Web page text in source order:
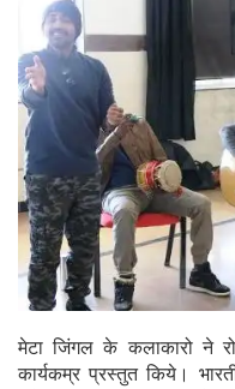
मेटा जिंगल के कलाकारो ने
कार्यकम्र प्रस्तुत किये।